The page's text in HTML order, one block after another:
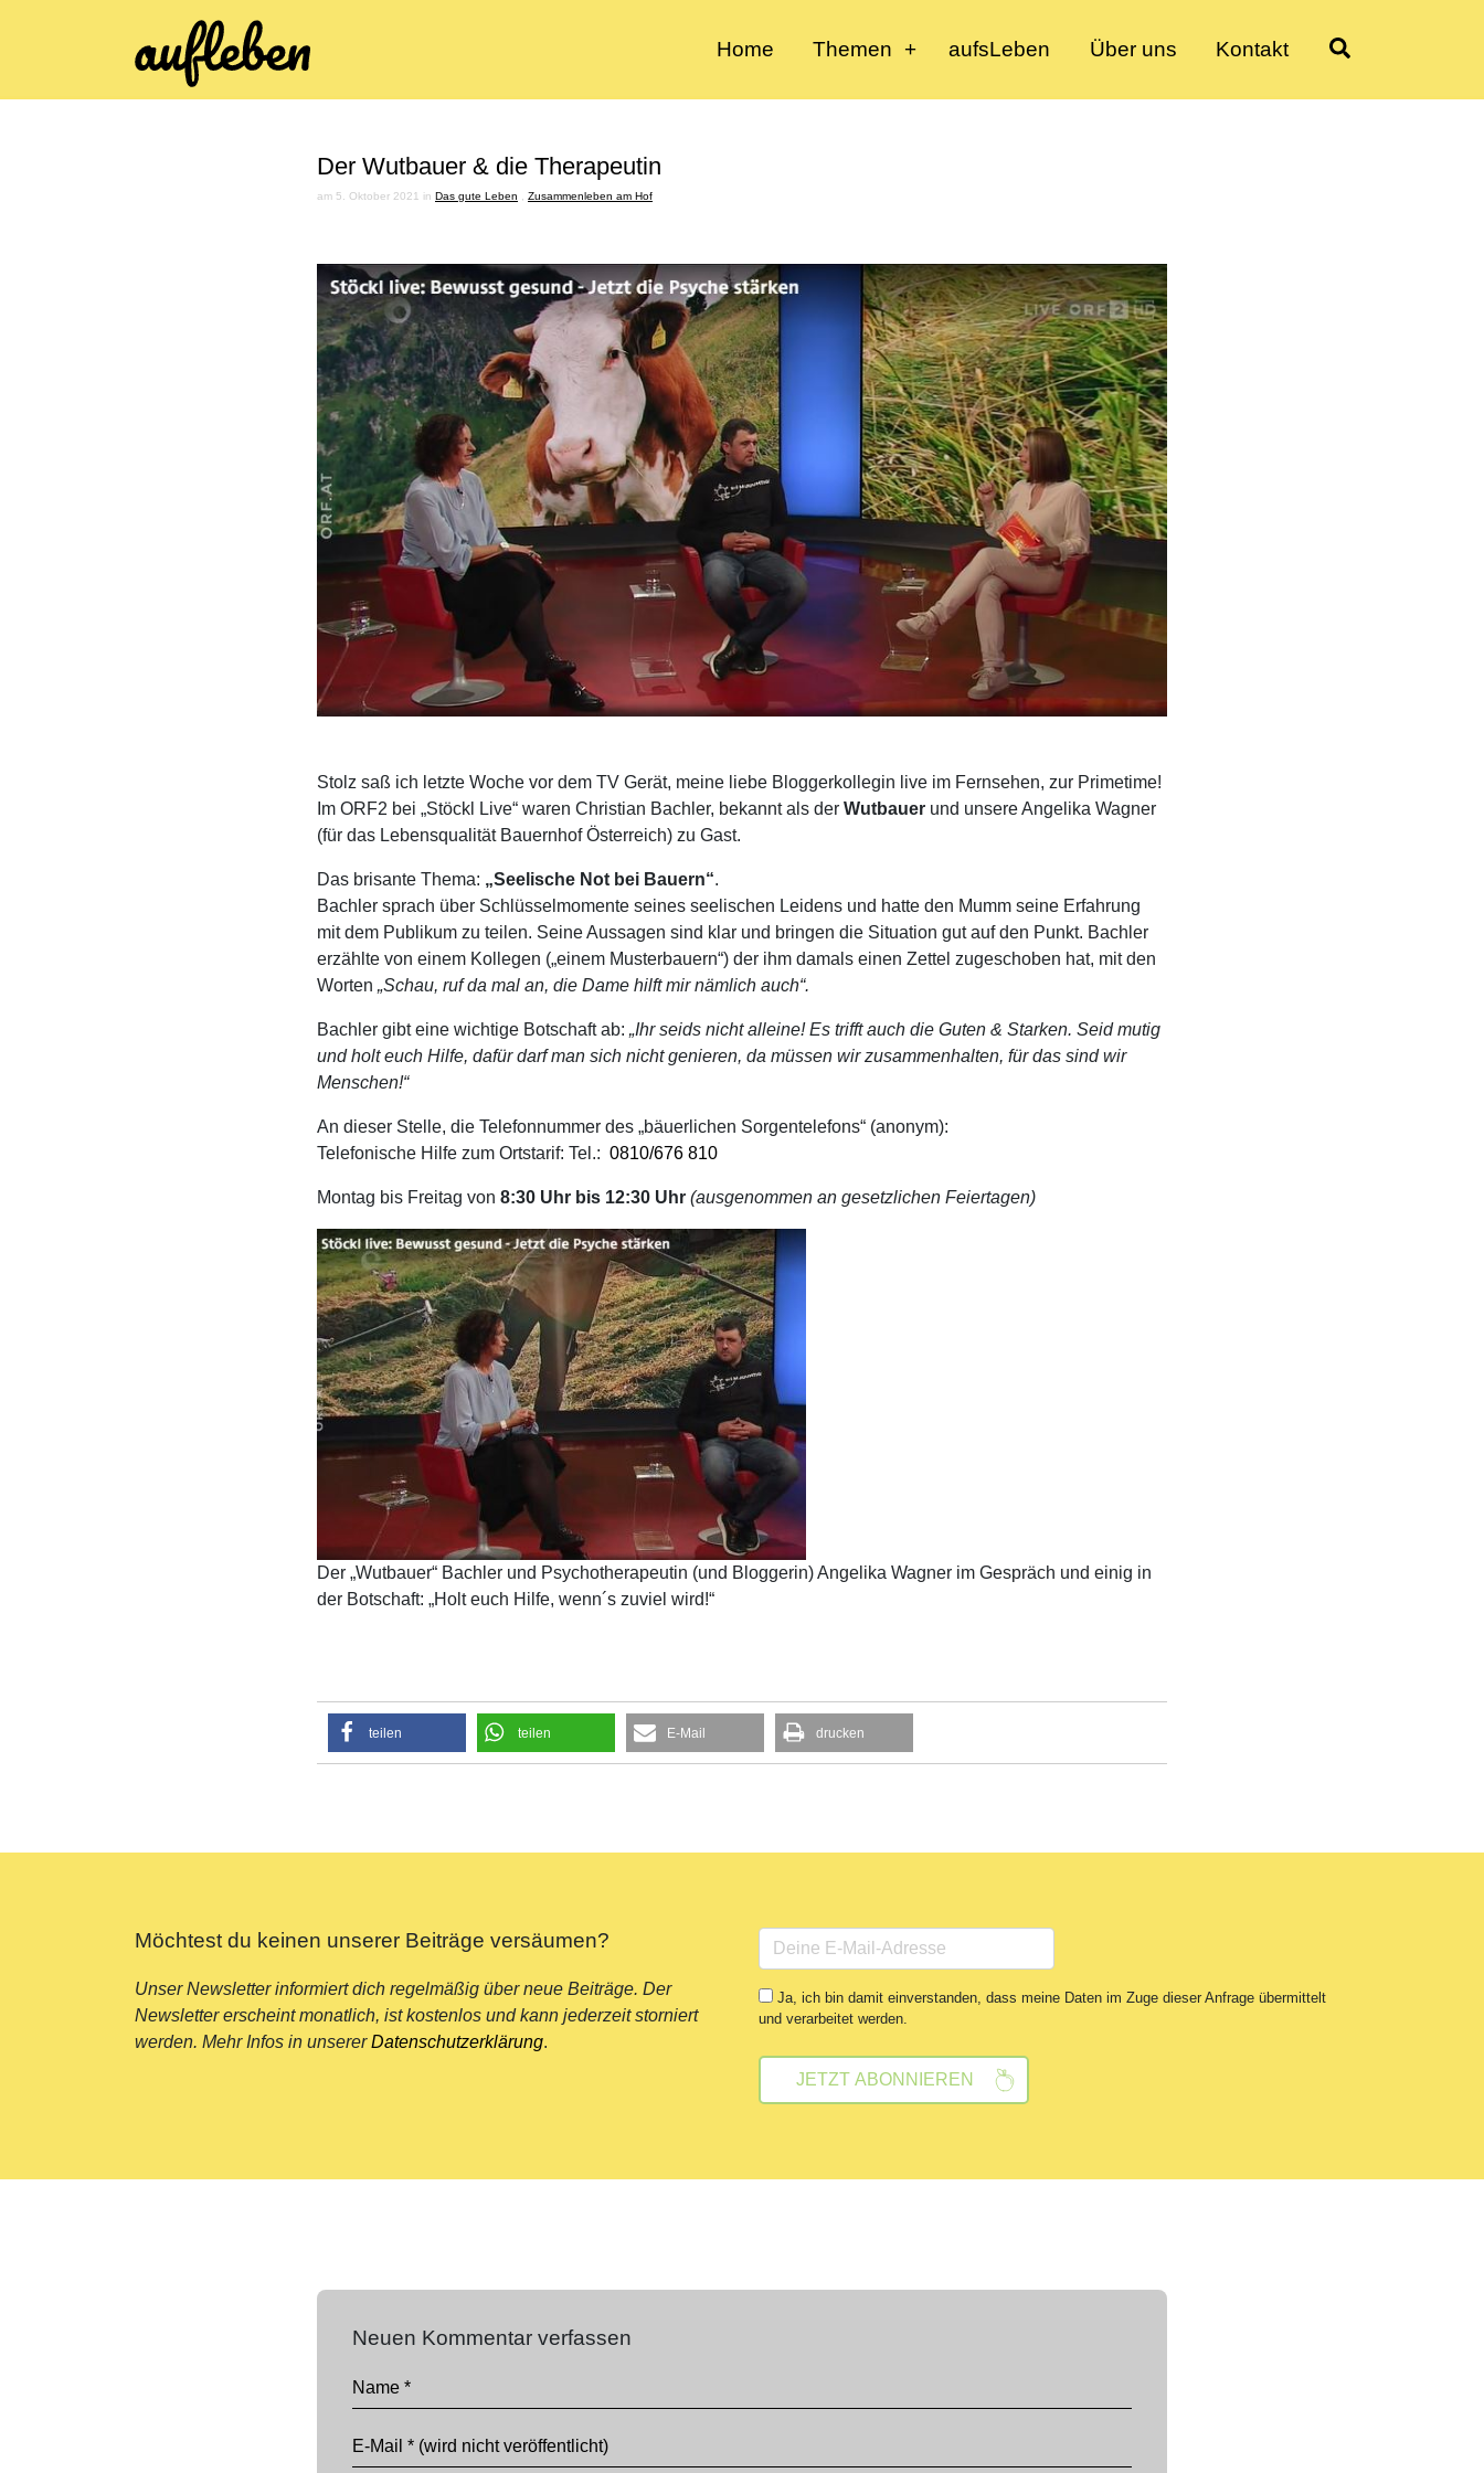
Home Themen aufsLeben Über uns Kontakt
Der Wutbauer & die Therapeutin
am 5. Oktober 2021 in Das gute Leben , Zusammenleben am Hof
Stolz saß ich letzte Woche vor dem TV Gerät, meine liebe Bloggerkollegin live im Fernsehen, zur Primetime!
Im ORF2 bei „Stöckl Live“ waren Christian Bachler, bekannt als der Wutbauer und unsere Angelika Wagner
(für das Lebensqualität Bauernhof Österreich) zu Gast.
Das brisante Thema: „Seelische Not bei Bauern“.
Bachler sprach über Schlüsselmomente seines seelischen Leidens und hatte den Mumm seine Erfahrung
mit dem Publikum zu teilen. Seine Aussagen sind klar und bringen die Situation gut auf den Punkt. Bachler
erzählte von einem Kollegen („einem Musterbauern“) der ihm damals einen Zettel zugeschoben hat, mit den
Worten „Schau, ruf da mal an, die Dame hilft mir nämlich auch“.
Bachler gibt eine wichtige Botschaft ab: „Ihr seids nicht alleine! Es trifft auch die Guten & Starken. Seid mutig
und holt euch Hilfe, dafür darf man sich nicht genieren, da müssen wir zusammenhalten, für das sind wir
Menschen!“
An dieser Stelle, die Telefonnummer des „bäuerlichen Sorgentelefons“ (anonym):
Telefonische Hilfe zum Ortstarif: Tel.: 0810/676 810
Montag bis Freitag von 8:30 Uhr bis 12:30 Uhr (ausgenommen an gesetzlichen Feiertagen)
Der „Wutbauer“ Bachler und Psychotherapeutin (und Bloggerin) Angelika Wagner im Gespräch und einig in
der Botschaft: „Holt euch Hilfe, wenn´s zuviel wird!“
teilen teilen E-Mail drucken
Möchtest du keinen unserer Beiträge versäumen?
Unser Newsletter informiert dich regelmäßig über neue Beiträge. Der
Newsletter erscheint monatlich, ist kostenlos und kann jederzeit storniert
werden. Mehr Infos in unsererDatenschutzerklärung.
Ja, ich bin damit einverstanden, dass meine Daten im Zuge dieser Anfrage übermittelt
und verarbeitet werden.
Neuen Kommentar verfassen